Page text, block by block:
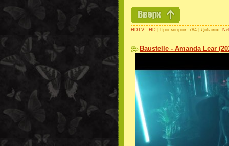
HDTV - HD | Просмотров: 784 | Добавил:
Baustelle - Amanda Lear